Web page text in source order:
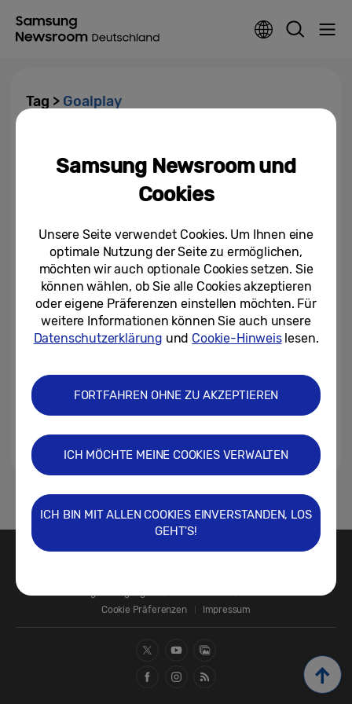
Tag > Goalplay
Samsung Smart TVs
Cookie Präferenzen
Impressum
Samsung Newsroom und
Cookies
Unsere Seite verwendet Cookies. Um Ihnen eine
optimale Nutzung der Seite zu ermöglichen,
möchten wir auch optionale Cookies setzen. Sie
können wählen, ob Sie alle Cookies akzeptieren
oder eigene Präferenzen einstellen möchten. Für
weitere Informationen können Sie auch unsere
Datenschutzerklärung und Cookie-Hinweislesen.
FORTFAHREN OHNE ZU AKZEPTIEREN
ICH MÖCHTE MEINE COOKIES VERWALTEN
ICH BIN MIT ALLEN COOKIES EINVERSTANDEN, LOS
GEHT'S!